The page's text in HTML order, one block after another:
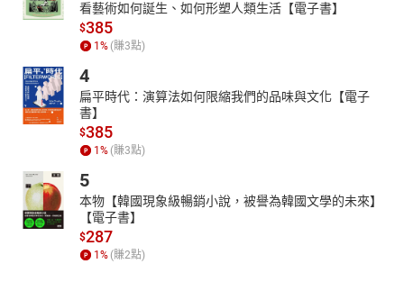
看藝術如何誕生、如何形塑人類生活【電子書】
$385
1 % (賺3點)
4
扁平時代：演算法如何限縮我們的品味與文化【電子
書】
$385
1 % (賺3點)
5
本物【韓國現象級暢銷小說，被譽為韓國文學的未來】
【電子書】
$287
1 % (賺2點)